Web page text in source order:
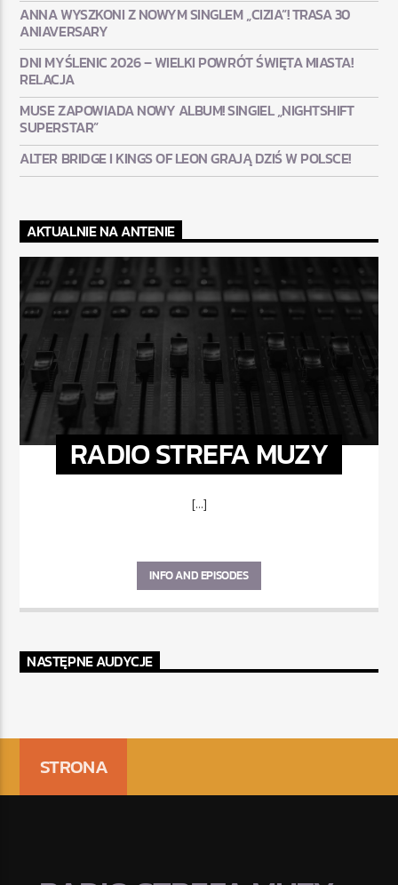
ANNA WYSZKONI Z NOWYM SINGLEM „CIZIA”! TRASA 30
ANIAVERSARY
DNI MYŚLENIC 2026 – WIELKI POWRÓT ŚWIĘTA MIASTA!
RELACJA
MUSE ZAPOWIADA NOWY ALBUM! SINGIEL „NIGHTSHIFT
SUPERSTAR”
ALTER BRIDGE I KINGS OF LEON GRAJĄ DZIŚ W POLSCE!
AKTUALNIE NA ANTENIE
RADIO STREFA MUZY
[...]
INFO AND EPISODES
NASTĘPNE AUDYCJE
STRONA